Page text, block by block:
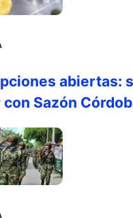
abiertas:
con Sazón